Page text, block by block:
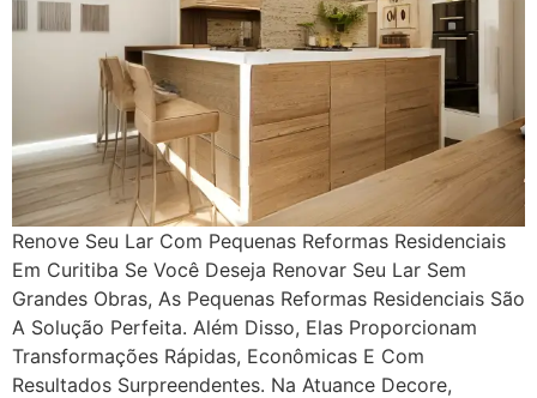
Renove Seu Lar Com Pequenas Reformas Residenciais
Em Curitiba Se Você Deseja Renovar Seu Lar Sem
Grandes Obras, As Pequenas Reformas Residenciais São
A Solução Perfeita. Além Disso, Elas Proporcionam
Transformações Rápidas, Econômicas E Com
Resultados Surpreendentes. Na Atuance Decore,